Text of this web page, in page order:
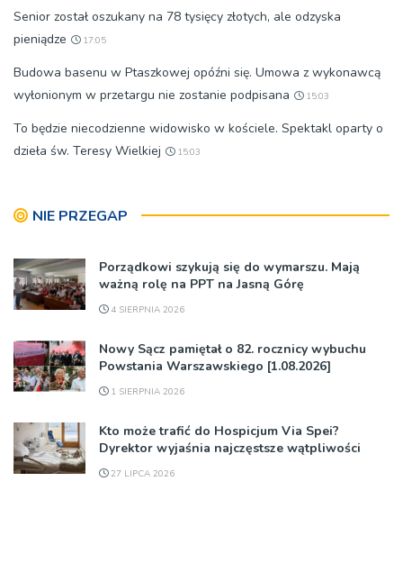
Senior został oszukany na 78 tysięcy złotych, ale odzyska
pieniądze
17:05
Budowa basenu w Ptaszkowej opóźni się. Umowa z wykonawcą
wyłonionym w przetargu nie zostanie podpisana
15:03
To będzie niecodzienne widowisko w kościele. Spektakl oparty o
dzieła św. Teresy Wielkiej
15:03
NIE PRZEGAP
Porządkowi szykują się do wymarszu. Mają
ważną rolę na PPT na Jasną Górę
4 SIERPNIA 2026
Nowy Sącz pamiętał o 82. rocznicy wybuchu
Powstania Warszawskiego [1.08.2026]
1 SIERPNIA 2026
Kto może trafić do Hospicjum Via Spei?
Dyrektor wyjaśnia najczęstsze wątpliwości
27 LIPCA 2026